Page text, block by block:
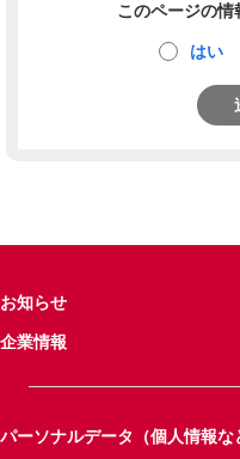
このページの情
はい
お知らせ
企業情報
パーソナルデータ（個人情報な